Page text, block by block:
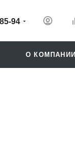
94
О КОМПАНИИ